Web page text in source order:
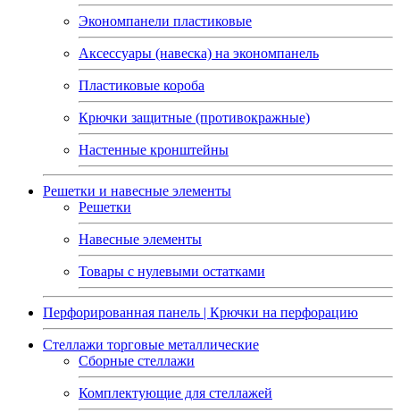
Экономпанели пластиковые
Аксессуары (навеска) на экономпанель
Пластиковые короба
Крючки защитные (противокражные)
Настенные кронштейны
Решетки и навесные элементы
Решетки
Навесные элементы
Товары с нулевыми остатками
Перфорированная панель | Крючки на перфорацию
Стеллажи торговые металлические
Сборные стеллажи
Комплектующие для стеллажей